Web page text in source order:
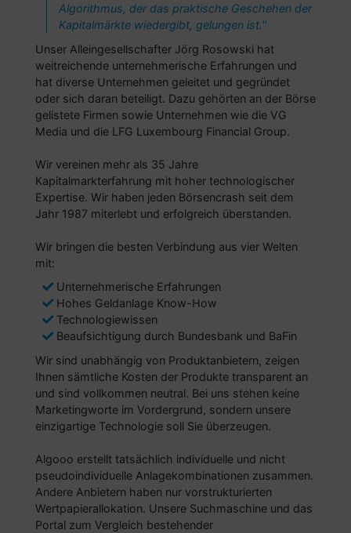
Algorithmus, der das praktische Geschehen der
Kapitalmärkte wiedergibt, gelungen ist."
Unser Alleingesellschafter Jörg Rosowski hat
weitreichende unternehmerische Erfahrungen und
hat diverse Unternehmen geleitet und gegründet
oder sich daran beteiligt. Dazu gehörten an der Börse
gelistete Firmen sowie Unternehmen wie die VG
Media und die LFG Luxembourg Financial Group.
Wir vereinen mehr als 35 Jahre
Kapitalmarkterfahrung mit hoher technologischer
Expertise. Wir haben jeden Börsencrash seit dem
Jahr 1987 miterlebt und erfolgreich überstanden.
Wir bringen die besten Verbindung aus vier Welten
mit:
Unternehmerische Erfahrungen
Hohes Geldanlage Know-How
Technologiewissen
Beaufsichtigung durch Bundesbank und BaFin
Wir sind unabhängig von Produktanbietern, zeigen
Ihnen sämtliche Kosten der Produkte transparent an
und sind vollkommen neutral. Bei uns stehen keine
Marketingworte im Vordergrund, sondern unsere
einzigartige Technologie soll Sie überzeugen.
Algooo erstellt tatsächlich individuelle und nicht
pseudoindividuelle Anlagekombinationen zusammen.
Andere Anbietern haben nur vorstrukturierten
Wertpapierallokation. Unsere Suchmaschine und das
Portal zum Vergleich bestehender